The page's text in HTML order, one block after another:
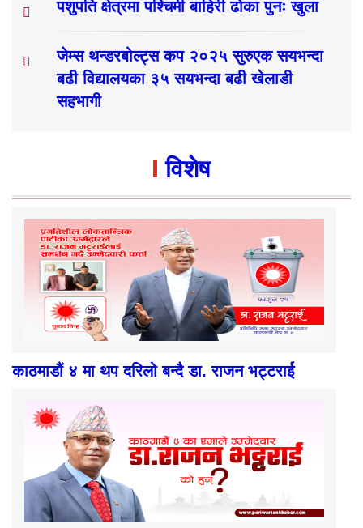
पशुपति क्षेत्रमा पश्चिमी बाहिरी ढोका पुनः खुला
जेम्स थन्डरबोल्ट्स कप २०२५ सुरुएक सयभन्दा
बढी विद्यालयका ३५ सयभन्दा बढी खेलाडी
सहभागी
विशेष
काठमाडौं ४ मा थप दरिलो बन्दै डा. राजन भट्टराई